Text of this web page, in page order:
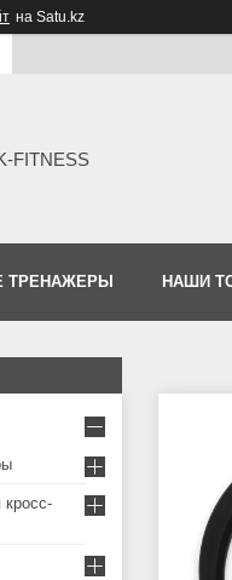
на Satu.kz
FITNESS
ТРЕНАЖЕРЫ НАШИ